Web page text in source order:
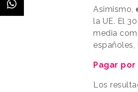
Asimismo,
la UE. El
media
Pagar
Los